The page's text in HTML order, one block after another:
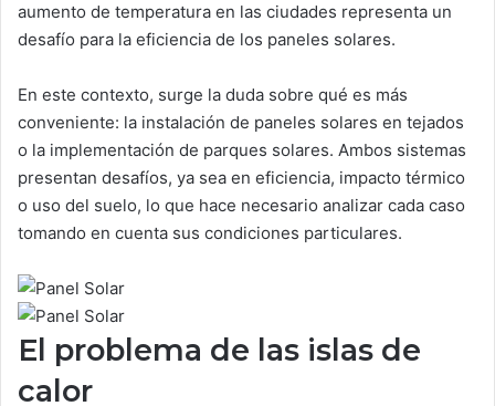
aumento de temperatura en las ciudades representa un
desafío para la eficiencia de los paneles solares.
En este contexto, surge la duda sobre qué es más
conveniente: la instalación de paneles solares en tejados
o la implementación de parques solares. Ambos sistemas
presentan desafíos, ya sea en eficiencia, impacto térmico
o uso del suelo, lo que hace necesario analizar cada caso
tomando en cuenta sus condiciones particulares.
El problema de las islas de
calor